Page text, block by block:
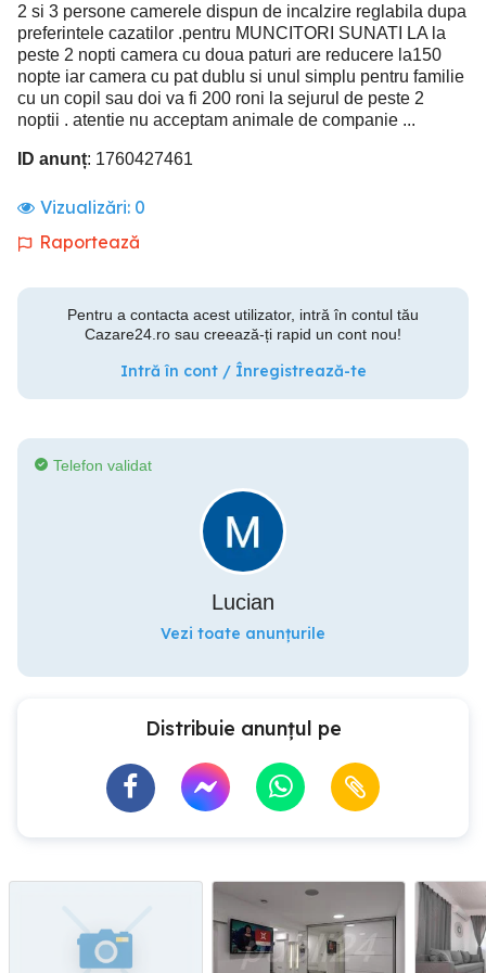
2 si 3 persone camerele dispun de incalzire reglabila dupa
preferintele cazatilor .pentru MUNCITORI SUNATI LA la
peste 2 nopti camera cu doua paturi are reducere la150
nopte iar camera cu pat dublu si unul simplu pentru familie
cu un copil sau doi va fi 200 roni la sejurul de peste 2
noptii . atentie nu acceptam animale de companie ...
ID anunț: 1760427461
Vizualizări: 0
Raportează
Pentru a contacta acest utilizator, intră în contul tău
Cazare24.ro sau creează-ți rapid un cont nou!
Intră în cont / Înregistrează-te
Telefon validat
Lucian
Vezi toate anunțurile
Distribuie anunțul pe